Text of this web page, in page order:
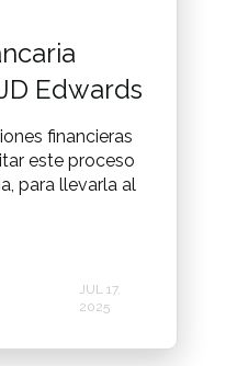
Edwards
financieras
este proceso
para llevarla al
JUL 17,
2025